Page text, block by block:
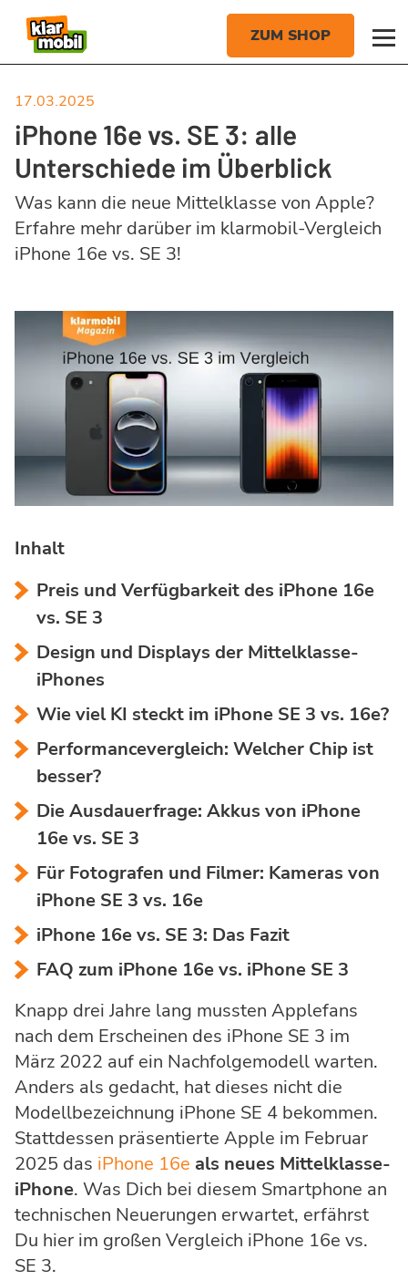
17.03.2025
iPhone 16e vs. SE 3: alle
Unterschiede im Überblick
Was kann die neue Mittelklasse von Apple?
Erfahre mehr darüber im klarmobil-Vergleich
iPhone 16e vs. SE 3!
Inhalt
Preis und Verfügbarkeit des iPhone 16e
vs. SE 3
Design und Displays der Mittelklasse-
iPhones
Wie viel KI steckt im iPhone SE 3 vs. 16e?
Performancevergleich: Welcher Chip ist
besser?
Die Ausdauerfrage: Akkus von iPhone
16e vs. SE 3
Für Fotografen und Filmer: Kameras von
iPhone SE 3 vs. 16e
iPhone 16e vs. SE 3: Das Fazit
FAQ zum iPhone 16e vs. iPhone SE 3
Knapp drei Jahre lang mussten Applefans
nach dem Erscheinen des iPhone SE 3 im
März 2022 auf ein Nachfolgemodell warten.
Anders als gedacht, hat dieses nicht die
Modellbezeichnung iPhone SE 4 bekommen.
Stattdessen präsentierte Apple im Februar
2025 das iPhone 16e als neues Mittelklasse-
iPhone. Was Dich bei diesem Smartphone an
technischen Neuerungen erwartet, erfährst
Du hier im großen Vergleich iPhone 16e vs.
SE 3.